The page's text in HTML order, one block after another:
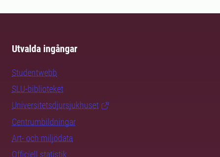
Utvalda ingångar
Studentwebb
SLU-biblioteket
Universitetsdjursjukhuset
Centrumbildningar
Art- och miljödata
Officiell statistik